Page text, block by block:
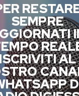
SEMPRE
ISCRIVITI AL